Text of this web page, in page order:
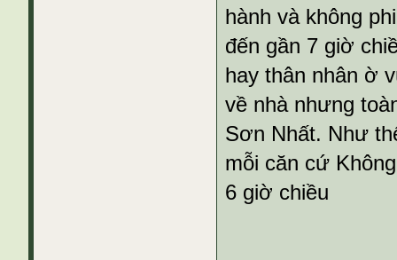
hành và không
đến gần 7 giờ
hay thân nhân ờ
về nhà nhưng
Sơn Nhất. Như
mỗi căn cứ
6 giờ chiều